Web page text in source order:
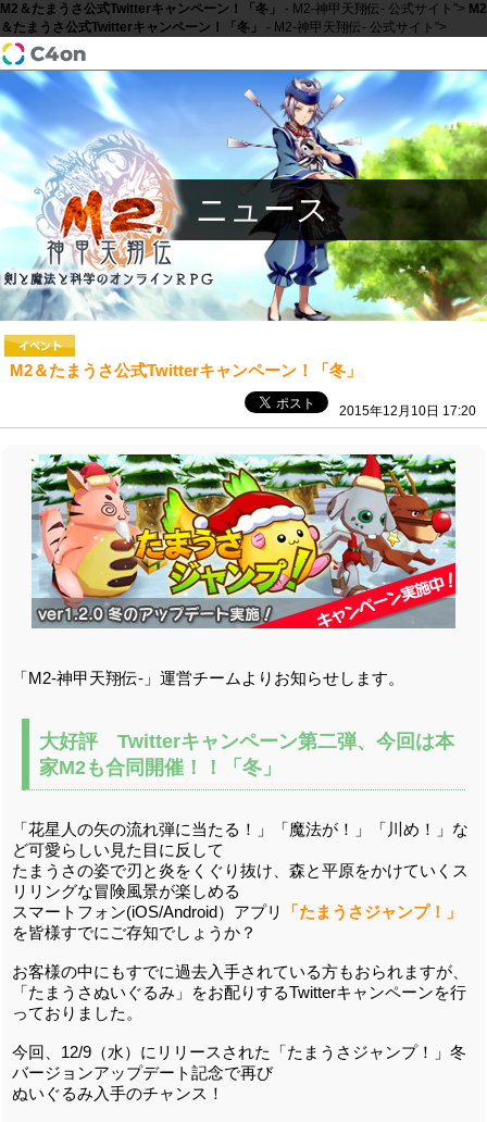
M2＆たまうさ公式Twitterキャンペーン！「冬」 - M2-神甲天翔伝- 公式サイト"> M2
＆たまうさ公式Twitterキャンペーン！「冬」
- M2-神甲天翔伝- 公式サイト">
ニュース
M2＆たまうさ公式Twitterキャンペーン！「冬」
2015年12月10日 17:20
「M2-神甲天翔伝-」運営チームよりお知らせします。
大好評 Twitterキャンペーン第二弾、今回は本
家M2も合同開催！！「冬」
「花星人の矢の流れ弾に当たる！」「魔法が！」「川め！」な
ど可愛らしい見た目に反して
たまうさの姿で刃と炎をくぐり抜け、森と平原をかけていくス
リリングな冒険風景が楽しめる
スマートフォン(iOS/Android）アプリ
「たまうさジャンプ！」
を皆様すでにご存知でしょうか？
お客様の中にもすでに過去入手されている方もおられますが、
「たまうさぬいぐるみ」をお配りするTwitterキャンペーンを行
っておりました。
今回、12/9（水）にリリースされた「たまうさジャンプ！」冬
バージョンアップデート記念で再び
ぬいぐるみ入手のチャンス！